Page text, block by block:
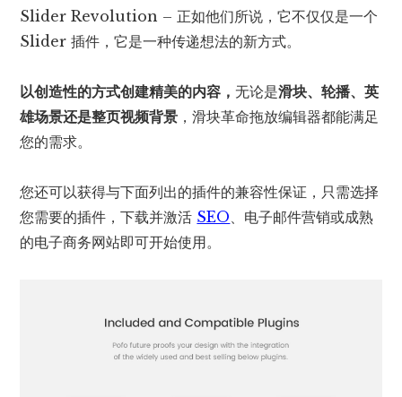
Slider Revolution – 正如他们所说，它不仅仅是一个
Slider 插件，它是一种传递想法的新方式。
以创造性的方式创建精美的内容，无论是滑块、轮播、英
雄场景还是整页视频背景 ，滑块革命拖放编辑器都能满足
您的需求。
您还可以获得与下面列出的插件的兼容性保证，只需选择
您需要的插件，下载并激活 SEO、电子邮件营销或成熟
的电子商务网站即可开始使用。